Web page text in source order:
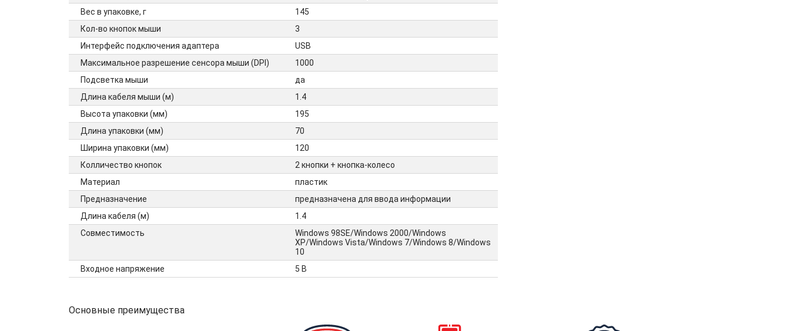
Вес в упаковке, г
145
Кол-во кнопок мыши
3
Интерфейс подключения адаптера
USB
Максимальное разрешение сенсора мыши (DPI)
1000
Подсветка мыши
да
Длина кабеля мыши (м)
1.4
Высота упаковки (мм)
195
Длина упаковки (мм)
70
Ширина упаковки (мм)
120
Колличество кнопок
2 кнопки + кнопка-колесо
Материал
пластик
Предназначение
предназначена для ввода информации
Длина кабеля (м)
1.4
Совместимость
Windows 98SE/Windows 2000/Windows
XP/Windows Vista/Windows 7/Windows 8/Windows
10
Входное напряжение
5 В
Основные преимущества